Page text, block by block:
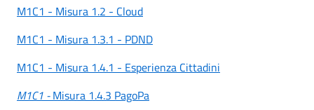
M1C1 - Misura 1.2 - Cloud
M1C1 - Misura 1.3.1 - PDND
M1C1 - Misura 1.4.1 - Esperienza Cittadini
M1C1 -Misura 1.4.3 PagoPa